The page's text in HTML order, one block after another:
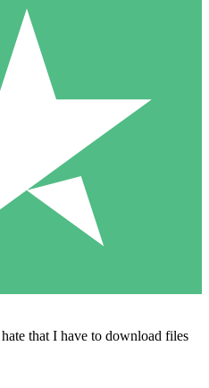
that I have to download files